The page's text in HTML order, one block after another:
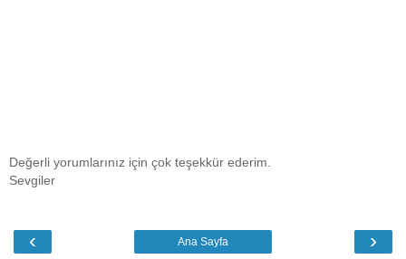
Değerli yorumlarınız için çok teşekkür ederim.
Sevgiler
‹ ›
Ana Sayfa